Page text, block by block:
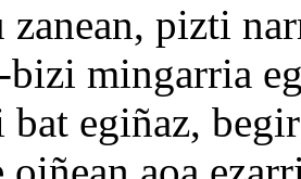
zanean, pizti
mingarria
bat egiñaz,